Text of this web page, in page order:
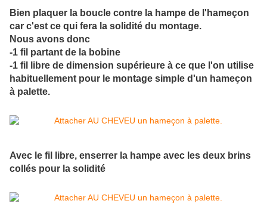
Bien plaquer la boucle contre la hampe de l'hameçon
car c'est ce qui fera la solidité du montage.
Nous avons donc
-1 fil partant de la bobine
-1 fil libre de dimension supérieure à ce que l'on utilise
habituellement pour le montage simple d'un hameçon
à palette.
Avec le fil libre, enserrer la hampe avec les deux brins
collés pour la solidité